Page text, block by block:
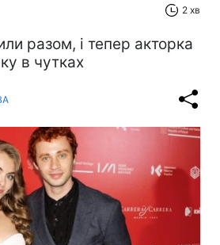
2 хв
разом, і тепер акторка
в чутках